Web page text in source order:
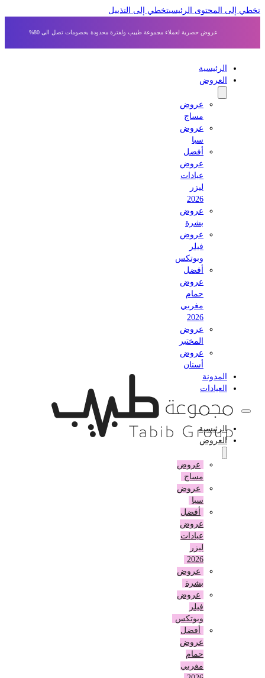
إلى المحتوى الرئيسي تخطي إلى التذييل
عروض حصرية لعملاء مجموعة طبيب ولفترة محدودة بخصومات تصل الى 80%
الرئيسية
العروض
عروض
مساج
عروض
أفضل
عروض
عيادات
عروض
بشرة
عروض
وبوتكس
أفضل
عروض
حمام
مغربي
عروض
المختبر
عروض
أسنان
المدونة
العيادات
الرئيسية
العروض
عروض
مساج
عروض
أفضل
عروض
عيادات
عروض
بشرة
عروض
وبوتكس
أفضل
عروض
حمام
مغربي